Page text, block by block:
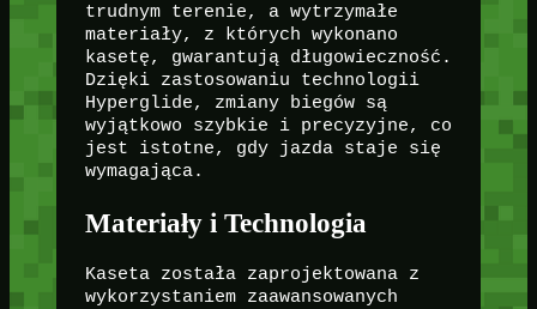
trudnym terenie, a wytrzymałe
materiały, z których wykonano
kasetę, gwarantują długowieczność.
Dzięki zastosowaniu technologii
Hyperglide, zmiany biegów są
wyjątkowo szybkie i precyzyjne, co
jest istotne, gdy jazda staje się
wymagająca.
Materiały i Technologia
Kaseta została zaprojektowana z
wykorzystaniem zaawansowanych